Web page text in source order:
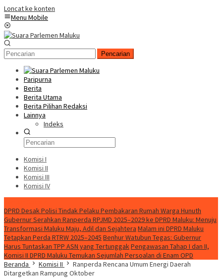
Loncat ke konten
Menu Mobile
Pencarian
Paripurna
Berita
Berita Utama
Berita Pilihan Redaksi
Lainnya
Indeks
Komisi I
Komisi II
Komisi III
Komisi IV
DPRD Desak Polisi Tindak Pelaku Pembakaran Rumah Warga Hunuth
Gubernur Serahkan Ranperda RPJMD 2025–2029 ke DPRD Maluku: Menuju
Transformasi Maluku Maju, Adil dan Sejahtera Malam ini DPRD Maluku
Tetapkan Perda RTRW 2025–2045 Benhur Watubun Tegas: Gubernur
Harus Tuntaskan TPP ASN yang TertunggakPengawasan Tahap I dan II,
Komisi II DPRD Maluku Temukan Sejumlah Persoalan di Enam OPD
Beranda
Komisi II
Ranperda Rencana Umum Energi Daerah
Ditargetkan Rampung Oktober